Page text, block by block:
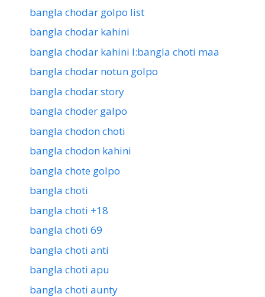
bangla chodar golpo list
bangla chodar kahini
bangla chodar kahini l:bangla choti maa
bangla chodar notun golpo
bangla chodar story
bangla choder galpo
bangla chodon choti
bangla chodon kahini
bangla chote golpo
bangla choti
bangla choti +18
bangla choti 69
bangla choti anti
bangla choti apu
bangla choti aunty